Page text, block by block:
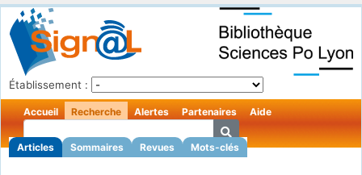
Établissement :
Accueil Recherche
Articles Sommaires Revues Mots-clés
Alertes Partenaires Aide